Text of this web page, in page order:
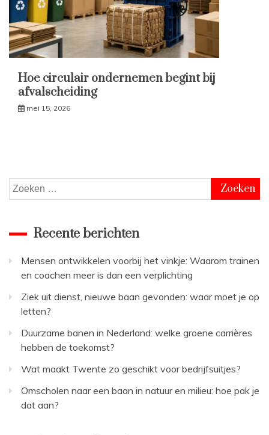
Hoe circulair ondernemen begint bij
afvalscheiding
mei 15, 2026
Zoeken
naar:
Recente berichten
Mensen ontwikkelen voorbij het vinkje: Waarom trainen
en coachen meer is dan een verplichting
Ziek uit dienst, nieuwe baan gevonden: waar moet je op
letten?
Duurzame banen in Nederland: welke groene carrières
hebben de toekomst?
Wat maakt Twente zo geschikt voor bedrijfsuitjes?
Omscholen naar een baan in natuur en milieu: hoe pak je
dat aan?